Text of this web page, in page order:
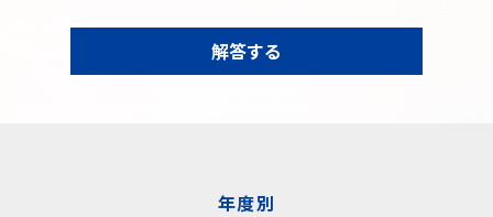
解答する
年度別